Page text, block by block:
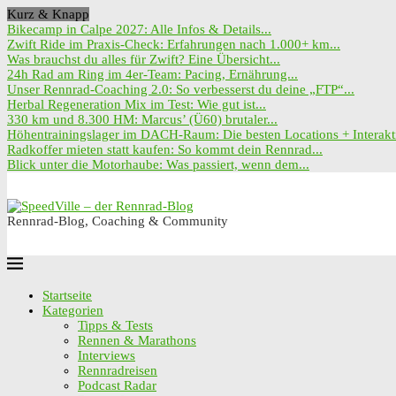
Kurz & Knapp
Bikecamp in Calpe 2027: Alle Infos & Details...
Zwift Ride im Praxis-Check: Erfahrungen nach 1.000+ km...
Was brauchst du alles für Zwift? Eine Übersicht...
24h Rad am Ring im 4er-Team: Pacing, Ernährung...
Unser Rennrad-Coaching 2.0: So verbesserst du deine „FTP“...
Herbal Regeneration Mix im Test: Wie gut ist...
330 km und 8.300 HM: Marcus’ (Ü60) brutaler...
Höhentrainingslager im DACH-Raum: Die besten Locations +
Radkoffer mieten statt kaufen: So kommt dein Rennrad...
Blick unter die Motorhaube: Was passiert, wenn dem...
Rennrad-Blog, Coaching & Community
Startseite
Kategorien
Tipps & Tests
Rennen & Marathons
Interviews
Rennradreisen
Podcast Radar